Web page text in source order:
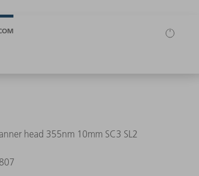
head 355nm 10mm SC3 SL2